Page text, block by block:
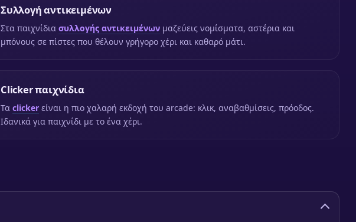
Συλλογή αντικειμένων
Στα παιχνίδια συλλογής αντικειμένων μαζεύεις νομίσματα, αστέρια και
μπόνους σε πίστες που θέλουν γρήγορο χέρι και καθαρό μάτι.
Clicker παιχνίδια
Τα clicker είναι η πιο χαλαρή εκδοχή του arcade: κλικ, αναβαθμίσεις, πρόοδος.
Ιδανικά για παιχνίδι με το ένα χέρι.